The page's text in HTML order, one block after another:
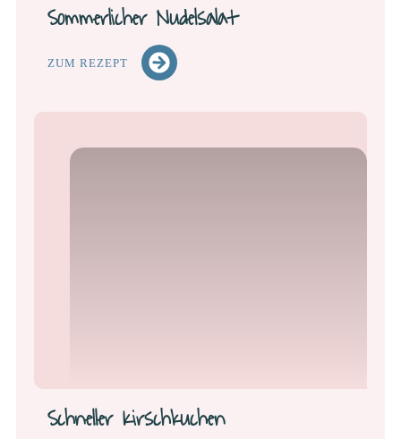
Sommerlicher Nudelsalat
ZUM REZEPT
Schneller Kirschkuchen